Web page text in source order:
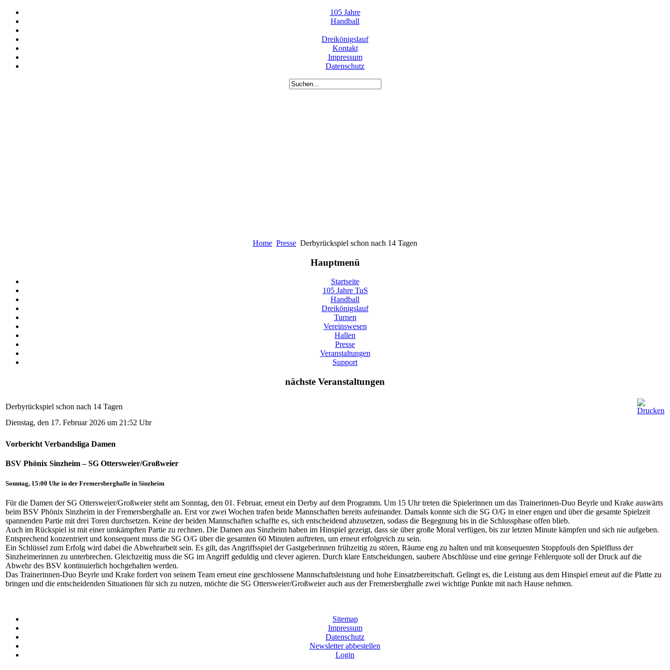
105 Jahre
Handball
Dreikönigslauf
Kontakt
Impressum
Datenschutz
Home Presse Derbyrückspiel schon nach 14 Tagen
Hauptmenü
Startseite
105 Jahre TuS
Handball
Dreikönigslauf
Turnen
Vereinswesen
Hallen
Presse
Veranstaltungen
Support
nächste Veranstaltungen
Derbyrückspiel schon nach 14 Tagen
Dienstag, den 17. Februar 2026 um 21:52 Uhr
Vorbericht Verbandsliga Damen
BSV Phönix Sinzheim – SG Ottersweier/Großweier
Sonntag, 15:00 Uhr in der Fremersberghalle in Sinzheim
Für die Damen der SG Ottersweier/Großweier steht am Sonntag, den 01. Februar, erneut ein Derby auf dem Programm. Um 15 Uhr treten die Spielerinnen um das Trainerinnen-Duo Beyrle und Krake auswärts
beim BSV Phönix Sinzheim in der Fremersberghalle an. Erst vor zwei Wochen trafen beide Mannschaften bereits aufeinander. Damals konnte sich die SG O/G in einer engen und über die gesamte Spielzeit
spannenden Partie mit drei Toren durchsetzen. Keine der beiden Mannschaften schaffte es, sich entscheidend abzusetzen, sodass die Begegnung bis in die Schlussphase offen blieb.
Auch im Rückspiel ist mit einer umkämpften Partie zu rechnen. Die Damen aus Sinzheim haben im Hinspiel gezeigt, dass sie über große Moral verfügen, bis zur letzten Minute kämpfen und sich nie aufgeben.
Entsprechend konzentriert und konsequent muss die SG O/G über die gesamten 60 Minuten auftreten, um erneut erfolgreich zu sein.
Ein Schlüssel zum Erfolg wird dabei die Abwehrarbeit sein. Es gilt, das Angriffsspiel der Gastgeberinnen frühzeitig zu stören, Räume eng zu halten und mit konsequenten Stoppfouls den Spielfluss der
Sinzheimerinnen zu unterbrechen. Gleichzeitig muss die SG im Angriff geduldig und clever agieren. Durch klare Entscheidungen, saubere Abschlüsse und eine geringe Fehlerquote soll der Druck auf die
Abwehr des BSV kontinuierlich hochgehalten werden.
Das Trainerinnen-Duo Beyrle und Krake fordert von seinem Team erneut eine geschlossene Mannschaftsleistung und hohe Einsatzbereitschaft. Gelingt es, die Leistung aus dem Hinspiel erneut auf die Platte zu
bringen und die entscheidenden Situationen für sich zu nutzen, möchte die SG Ottersweier/Großweier auch aus der Fremersberghalle zwei wichtige Punkte mit nach Hause nehmen.
Sitemap
Impressum
Datenschutz
Newsletter abbestellen
Login